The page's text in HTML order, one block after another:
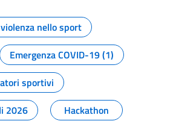
della pagina
nello sport
Emergenza COVID-19 (1)
sportivi
2026
Hackathon